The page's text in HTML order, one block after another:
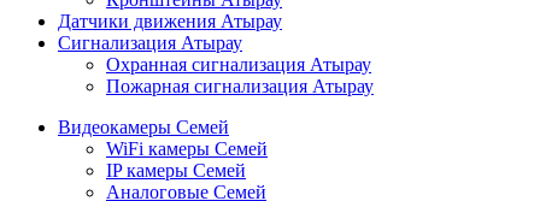
Датчики движения Атырау
Сигнализация Атырау
Охранная сигнализация Атырау
Пожарная сигнализация Атырау
Видеокамеры Семей
WiFi камеры Семей
IP камеры Семей
Аналоговые Семей